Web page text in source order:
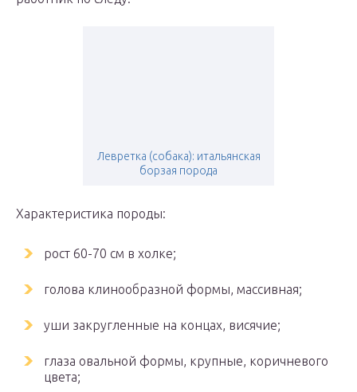
Левретка (собака): итальянская
борзая порода
Характеристика породы:
рост 60-70 см в холке;
голова клинообразной формы, массивная;
уши закругленные на концах, висячие;
глаза овальной формы, крупные, коричневого
цвета;